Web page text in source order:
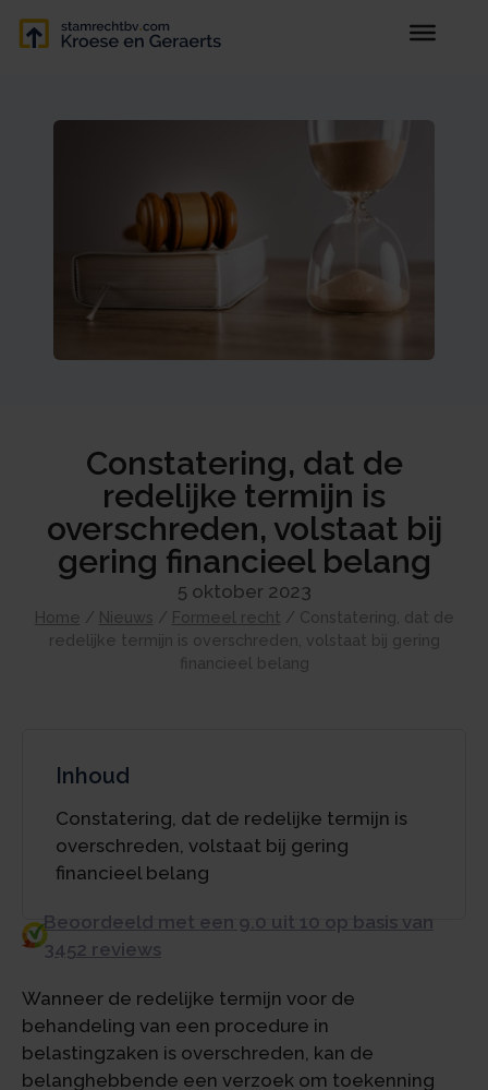
Constatering, dat de
redelijke termijn is
overschreden, volstaat bij
gering financieel belang
5 oktober 2023
Home / Nieuws / Formeel recht / Constatering, dat de
redelijke termijn is overschreden, volstaat bij gering
financieel belang
Inhoud
Constatering, dat de redelijke termijn is
overschreden, volstaat bij gering
financieel belang
Beoordeeld met een 9.0 uit 10 op basis van
3452 reviews
Wanneer de redelijke termijn voor de
behandeling van een procedure in
belastingzaken is overschreden, kan de
belanghebbende een verzoek om toekenning